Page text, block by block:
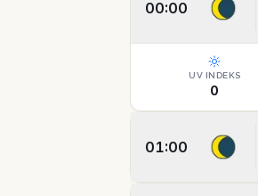
00:00
UV INDEKS
0
01:00